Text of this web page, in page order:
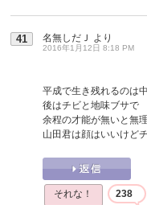
41 名無しだＪ より
2016年1月12日 8:18 PM
平成で生き残れるのは
後はチビと地味ブサで
余程の才能が無いと無理
山田君は顔はいいけど
それな！ 238